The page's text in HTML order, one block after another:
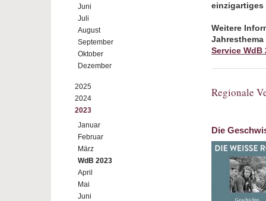
Juni
Juli
August
September
Oktober
Dezember
2025
2024
2023
Januar
Februar
März
WdB 2023
April
Mai
Juni
einzigartiges
Weitere
Service WdB
Regionale
Die